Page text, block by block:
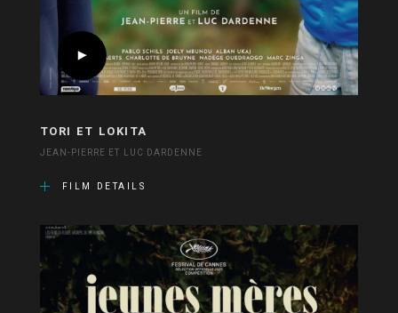
TORI ET LOKITA
JEAN-PIERRE ET LUC DARDENNE
FILM DETAILS